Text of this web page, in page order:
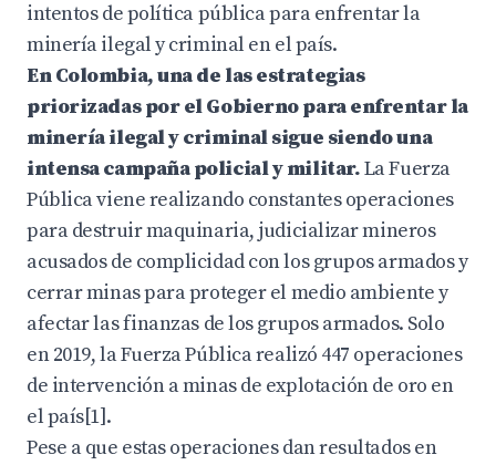
intentos de política pública para enfrentar la
minería ilegal y criminal en el país.
En Colombia, una de las estrategias
priorizadas por el Gobierno para enfrentar la
minería ilegal y criminal sigue siendo una
intensa campaña policial y militar.La Fuerza
Pública viene realizando constantes operaciones
para destruir maquinaria, judicializar mineros
acusados de complicidad con los grupos armados y
cerrar minas para proteger el medio ambiente y
afectar las finanzas de los grupos armados. Solo
en 2019, la Fuerza Pública realizó 447 operaciones
de intervención a minas de explotación de oro en
el país[1].
Pese a que estas operaciones dan resultados en